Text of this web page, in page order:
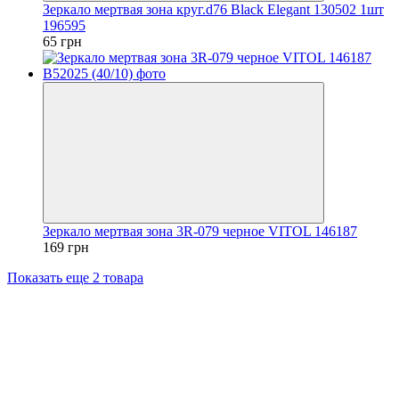
Зеркало мертвая зона круг.d76 Black Elegant 130502 1шт
196595
65 грн
Зеркало мертвая зона 3R-079 черное VITOL 146187
169 грн
Показать еще 2 товара